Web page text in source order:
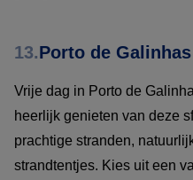
13.Porto de
Vrije dag in Porto de
heerlijk genieten van deze
prachtige stranden,
strandtentjes. Kies uit een